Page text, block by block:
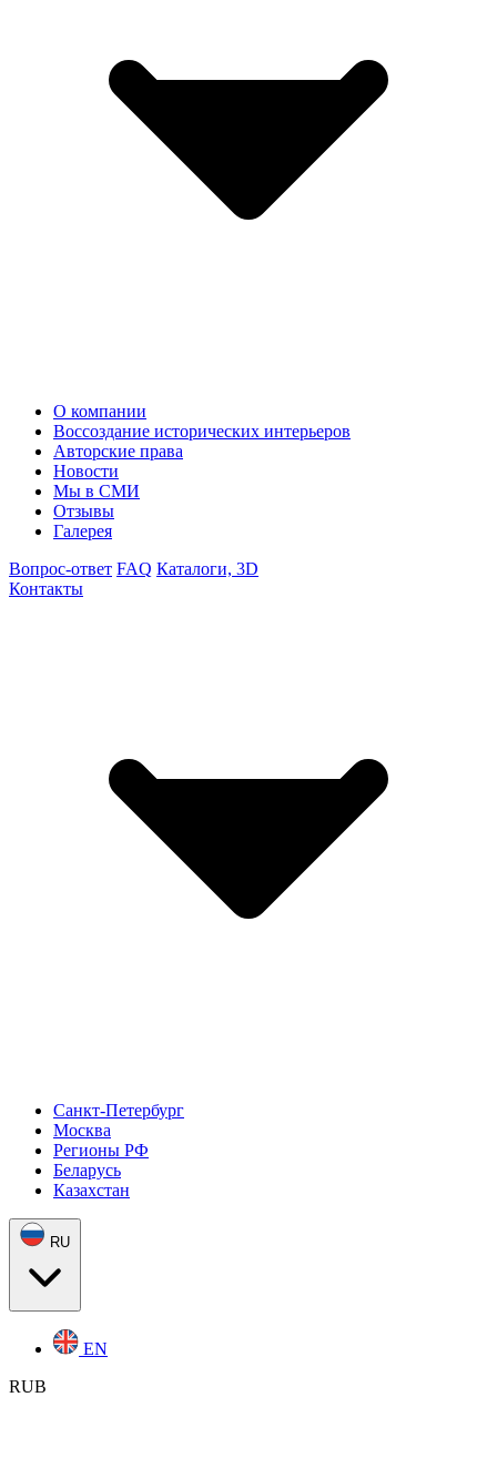
О компании
Воссоздание исторических интерьеров
Авторские права
Новости
Мы в СМИ
Отзывы
Галерея
Вопрос-ответ FAQ Каталоги, 3D
Контакты
Санкт-Петербург
Москва
Регионы РФ
Беларусь
Казахстан
RU
EN
RUB